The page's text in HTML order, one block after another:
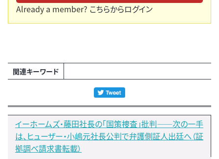
Already a member? こちらからログイン
関連キーワード
イーホームズ・藤田社長の「国策捜査」批判――次の一手
は、ヒューザー・小嶋元社長公判で弁護側証人出廷へ（証
拠調べ請求書転載）